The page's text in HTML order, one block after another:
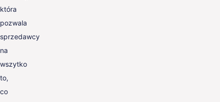
która
pozwala
sprzedawcy
na
wszytko
to,
co